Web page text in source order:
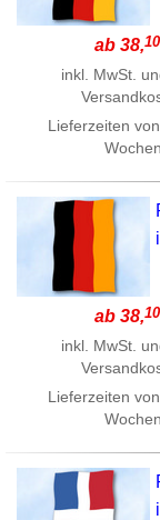
ab 38,
inkl. MwSt.
Lieferzeiten
Wochen
ab 38,
inkl. MwSt.
Lieferzeiten
Wochen